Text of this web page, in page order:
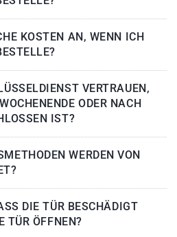
KOSTEN AN, WENN ICH
VERTRAUEN,
ODER NACH
IST?
WERDEN VON
DIE TÜR BESCHÄDIGT
TÜR ÖFFNEN?